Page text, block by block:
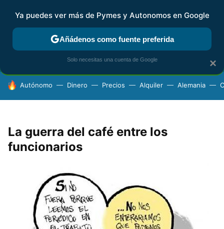
FISCALIDAD Y CONTABILIDAD KIT DIGITAL RENTA
HOY SE HABLA DE
Autónomo Dinero Precios Alquiler Alemania
La guerra del café entre los
funcionarios
×
Ya puedes ver más de Pymes y Autonomos en Google
Añádenos como fuente preferida
Solo necesitas una cuenta de Google